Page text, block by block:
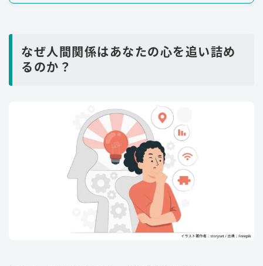
なぜ人間関係はあなたの心を追い詰め
るのか？